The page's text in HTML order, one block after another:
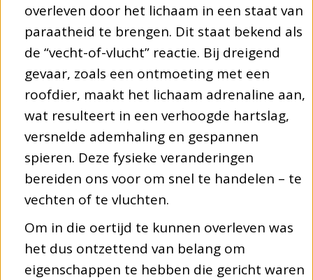
overleven door het lichaam in een staat van
paraatheid te brengen. Dit staat bekend als
de “vecht-of-vlucht” reactie. Bij dreigend
gevaar, zoals een ontmoeting met een
roofdier, maakt het lichaam adrenaline aan,
wat resulteert in een verhoogde hartslag,
versnelde ademhaling en gespannen
spieren. Deze fysieke veranderingen
bereiden ons voor om snel te handelen – te
vechten of te vluchten.
Om in die oertijd te kunnen overleven was
het dus ontzettend van belang om
eigenschappen te hebben die gericht waren